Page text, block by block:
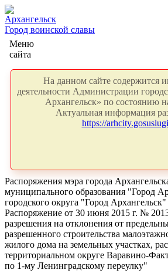
Архангельск
Город воинской славы
Меню
сайта
На данном сайте содержится
деятельности Администрации
Архангельск» по состоянию
Актуальная информация
https://
Распоряжения мэра города
муниципального образования "Город
городского округа "Город Архангельск"
Распоряжение от 30 июня 2015 г. №
разрешения на отклонения от
разрешенного строительства
жилого дома на земельных участках,
территориальном округе Варавино-
по 1-му Ленинградскому переулку"